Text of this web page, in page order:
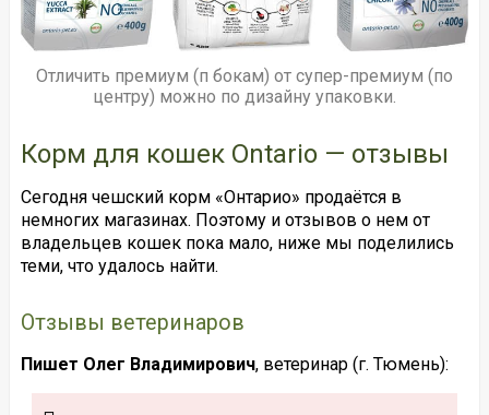
Отличить премиум (п бокам) от супер-премиум (по
центру) можно по дизайну упаковки.
Корм для кошек Ontario — отзывы
Сегодня чешский корм «Онтарио» продаётся в
немногих магазинах. Поэтому и отзывов о нем от
владельцев кошек пока мало, ниже мы поделились
теми, что удалось найти.
Отзывы ветеринаров
Пишет Олег Владимирович, ветеринар (г. Тюмень):